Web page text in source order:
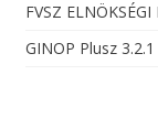
FVSZ ELNÖKSÉGI
GINOP Plusz